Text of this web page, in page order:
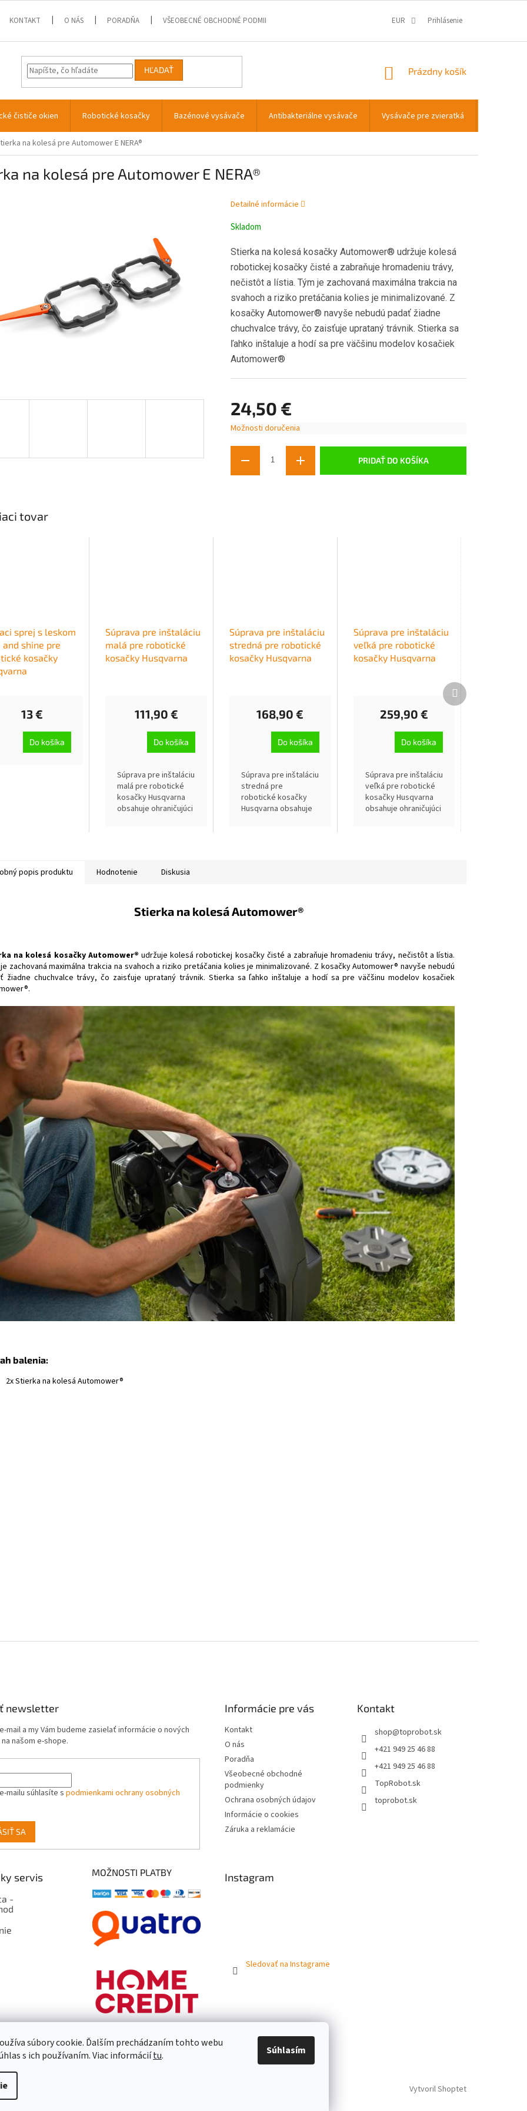
súbory cookie. Ďalším prechádzaním tohto webu
s ich používaním. Viac informáciítu. Súhlasím
KONTAKT O NÁS PORADŇA VŠEOBECNÉ OBCHODNÉ PODMIENKY OCHRANA OSOBNÝCH ÚDAJOV INFORMÁCIE O COOKIES
EUR Prihlásenie
HĽADAŤ
NÁKUPNÝ
Prázdny košík
čističe okien Robotické kosačky Bazénové vysávače Antibakteriálne vysávače Vysávače pre zvieratká
na kolesá pre Automower E NERA®
na kolesá pre Automower E NERA®
24,50 €
Jednotková
Skladom
Možnosti doručenia
PRIDAŤ DO KOŠÍKA
Stierka na kolesá kosačky Automower® udržuje kolesá
robotickej kosačky čisté a zabraňuje hromadeniu trávy,
nečistôt a lístia. Tým je zachovaná maximálna trakcia na
svahoch a riziko pretáčania kolies je minimalizované. Z
kosačky Automower® navyše nebudú padať žiadne
chuchvalce trávy, čo zaisťuje uprataný trávnik. Stierka sa
ľahko inštaluje a hodí sa pre väčšinu modelov kosačiek
Automower®
Detailné informácie
tovar
sprej s leskom
and shine pre
kosačky
13 €
Do košíka
Súprava pre inštaláciu
malá pre robotické
kosačky Husqvarna
111,90 €
Do košíka
Súprava pre inštaláciu
malá pre robotické
kosačky Husqvarna
obsahuje ohraničujúci
veľkosti...
Súprava pre inštaláciu
stredná pre robotické
kosačky Husqvarna
168,90 €
Do košíka
Súprava pre inštaláciu
stredná pre
robotické kosačky
Husqvarna obsahuje
Súprava pre inštaláciu
veľká pre robotické
kosačky Husqvarna
259,90 €
Do košíka
Súprava pre inštaláciu
veľká pre robotické
kosačky Husqvarna
obsahuje ohraničujúci
Ďalší
produkt
popis produktu Hodnotenie Diskusia
Stierka na kolesá Automower®
na kolesá kosačky Automower® udržuje kolesá robotickej kosačky čisté a zabraňuje hromadeniu trávy, nečistôt a lístia.
zachovaná maximálna trakcia na svahoch a riziko pretáčania kolies je minimalizované. Z kosačky Automower® navyše nebudú
žiadne chuchvalce trávy, čo zaisťuje uprataný trávnik. Stierka sa ľahko inštaluje a hodí sa pre väčšinu modelov kosačiek
balenia:
2x Stierka na kolesá Automower®
newsletter
mail a my Vám budeme zasielať informácie o nových
našom e-shope.
mailu súhlasíte s podmienkami ochrany osobných
SA
Informácie pre vás
Kontakt
O nás
Poradňa
Všeobecné obchodné
podmienky
Ochrana osobných údajov
Informácie o cookies
Záruka a reklamácie
Kontakt
shop@toprobot.sk
+421 949 25 46 88
+421 949 25 46 88
TopRobot.sk
toprobot.sk
servis
-
MOŽNOSTI PLATBY Instagram
Sledovať na Instagrame
Vytvoril Shoptet
nastavenie cookies